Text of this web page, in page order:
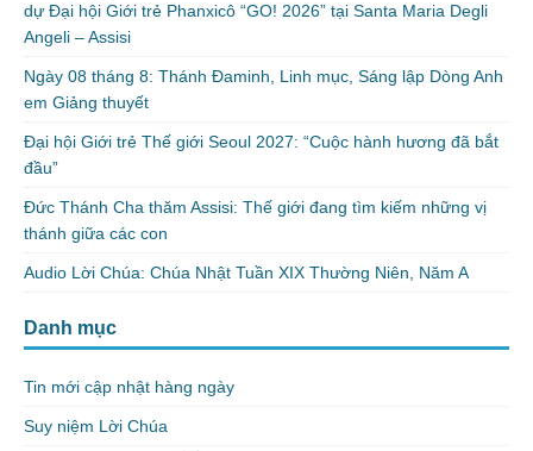
dự Đại hội Giới trẻ Phanxicô “GO! 2026” tại Santa Maria Degli
Angeli – Assisi
Ngày 08 tháng 8: Thánh Đaminh, Linh mục, Sáng lập Dòng Anh
em Giảng thuyết
Đại hội Giới trẻ Thế giới Seoul 2027: “Cuộc hành hương đã bắt
đầu”
Đức Thánh Cha thăm Assisi: Thế giới đang tìm kiếm những vị
thánh giữa các con
Audio Lời Chúa: Chúa Nhật Tuần XIX Thường Niên, Năm A
Danh mục
Tin mới cập nhật hàng ngày
Suy niệm Lời Chúa